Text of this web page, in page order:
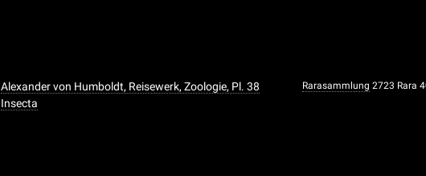
Alexander von Humboldt, Reisewerk, Zoologie, Pl. 38
Insecta
Rarasammlung 2723 Rara